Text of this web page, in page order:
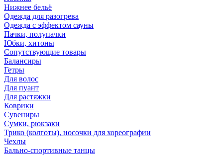
Нижнее бельё
Одежда для разогрева
Одежда с эффектом сауны
Пачки, полупачки
Юбки, хитоны
Сопутствующие товары
Балансиры
Гетры
Для волос
Для пуант
Для растяжки
Коврики
Сувениры
Сумки, рюкзаки
Трико (колготы), носочки для хореографии
Чехлы
Бально-спортивные танцы